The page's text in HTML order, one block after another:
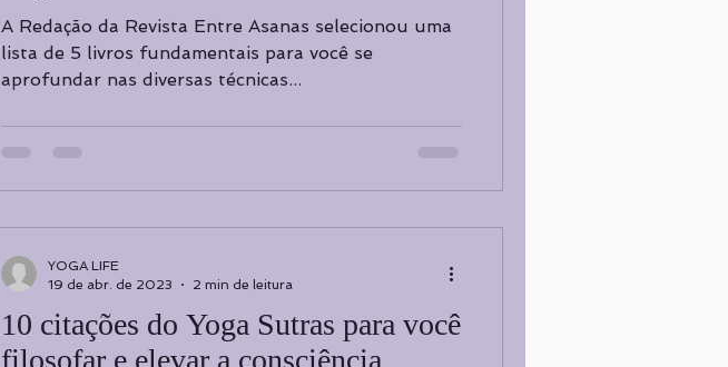
A Redação da Revista Entre Asanas selecionou uma
lista de 5 livros fundamentais para você se
aprofundar nas diversas técnicas...
10 citações do Yoga Sutras para você
filosofar e elevar a consciência
YOGA LIFE
19 de abr. de 2023
2 min de leitura